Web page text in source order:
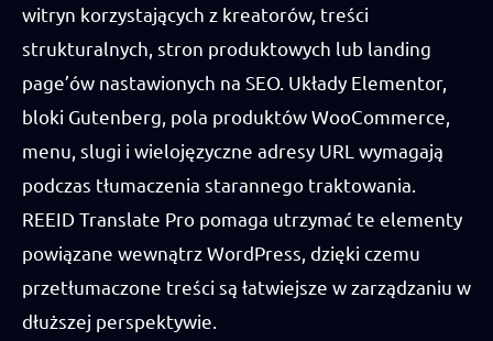
witryn korzystających z kreatorów, treści
strukturalnych, stron produktowych lub landing
page’ów nastawionych na SEO. Układy Elementor,
bloki Gutenberg, pola produktów WooCommerce,
menu, slugi i wielojęzyczne adresy URL wymagają
podczas tłumaczenia starannego traktowania.
REEID Translate Pro pomaga utrzymać te elementy
powiązane wewnątrz WordPress, dzięki czemu
przetłumaczone treści są łatwiejsze w zarządzaniu w
dłuższej perspektywie.